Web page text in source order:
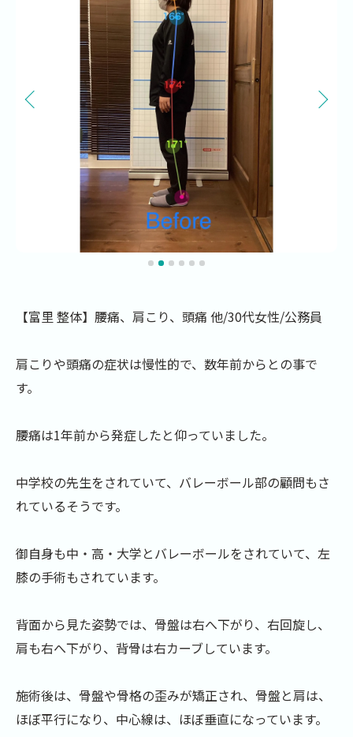
【富里 整体】腰痛、肩こり、頭痛 他/30代女性/公務員
肩こりや頭痛の症状は慢性的で、数年前からとの事で
す。
腰痛は1年前から発症したと仰っていました。
中学校の先生をされていて、バレーボール部の顧問もさ
れているそうです。
御自身も中・高・大学とバレーボールをされていて、左
膝の手術もされています。
背面から見た姿勢では、骨盤は右へ下がり、右回旋し、
肩も右へ下がり、背骨は右カーブしています。
施術後は、骨盤や骨格の歪みが矯正され、骨盤と肩は、
ほぼ平行になり、中心線は、ほぼ垂直になっています。